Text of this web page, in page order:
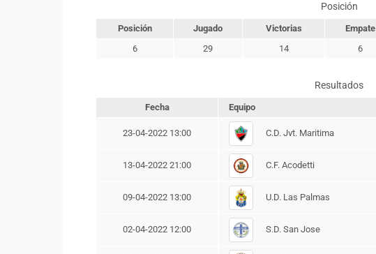
Posición
Posición Jugado Victorias Empate
6
29 14 6
Resultados
Fecha Equipo
23-04-2022 13:00 C.D. Jvt. Maritima
13-04-2022 21:00 C.F. Acodetti
09-04-2022 13:00 U.D. Las Palmas
02-04-2022 12:00 S.D. San Jose